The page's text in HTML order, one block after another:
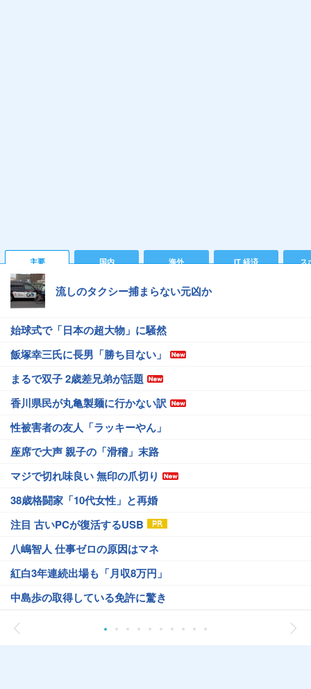
主要 国内 海外 IT 経済 ス
流しのタクシー捕まらない元凶か
始球式で「日本の超大物」に騒然
飯塚幸三氏に長男「勝ち目ない」
まるで双子 2歳差兄弟が話題
香川県民が丸亀製麺に行かない訳
性被害者の友人「ラッキーやん」
座席で大声 親子の「滑稽」末路
マジで切れ味良い 無印の爪切り
38歳格闘家「10代女性」と再婚
注目 古いPCが復活するUSB
八嶋智人 仕事ゼロの原因はマネ
紅白3年連続出場も「月収8万円」
中島歩の取得している免許に驚き